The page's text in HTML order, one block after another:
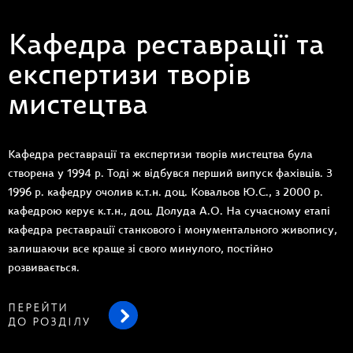
Кафедра реставрації та
експертизи творів
мистецтва
Кафедра реставрації та експертизи творів мистецтва була
створена у 1994 р. Тоді ж відбувся перший випуск фахівців. З
1996 р. кафедру очолив к.т.н. доц. Ковальов Ю.С., з 2000 р.
кафедрою керує к.т.н., доц. Долуда А.О. На сучасному етапі
кафедра реставрації станкового і монументального живопису,
залишаючи все краще зі свого минулого, постійно
розвивається.
ПЕРЕЙТИ
ДО РОЗДІЛУ